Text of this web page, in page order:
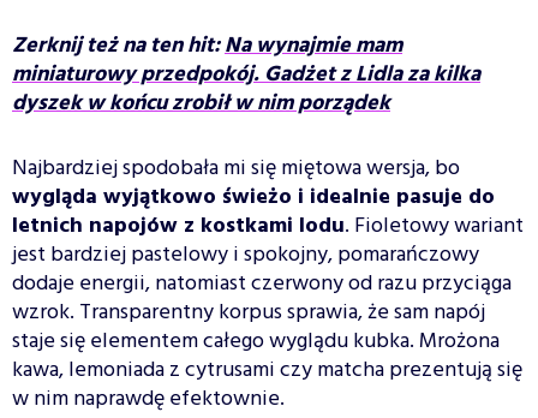
Zerknij też na ten hit:Na wynajmie mam
miniaturowy przedpokój. Gadżet z Lidla za kilka
dyszek w końcu zrobił w nim porządek
Najbardziej spodobała mi się miętowa wersja, bo
wygląda wyjątkowo świeżo i idealnie pasuje do
letnich napojów z kostkami lodu. Fioletowy wariant
jest bardziej pastelowy i spokojny, pomarańczowy
dodaje energii, natomiast czerwony od razu przyciąga
wzrok. Transparentny korpus sprawia, że sam napój
staje się elementem całego wyglądu kubka. Mrożona
kawa, lemoniada z cytrusami czy matcha prezentują się
w nim naprawdę efektownie.